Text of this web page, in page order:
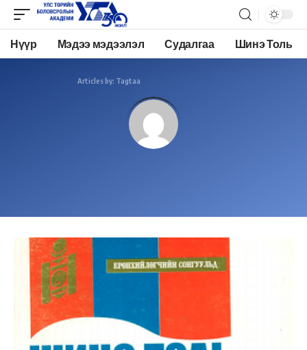
Нүүр Мэдээ мэдээлэл Судалгаа Шинэ Толь
Articles by: Tagtaa